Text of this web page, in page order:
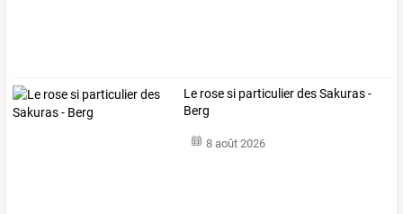
Le rose si particulier des Sakuras -
Berg
8 août 2026